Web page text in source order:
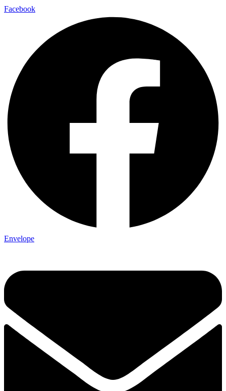
Facebook
Envelope